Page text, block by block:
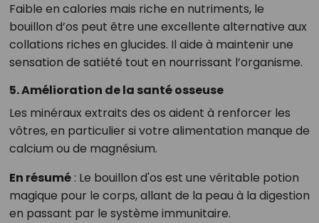
Faible en calories mais riche en nutriments, le
bouillon d’os peut être une excellente alternative aux
collations riches en glucides. Il aide à maintenir une
sensation de satiété tout en nourrissant l’organisme.
5. Amélioration de la santé osseuse
Les minéraux extraits des os aident à renforcer les
vôtres, en particulier si votre alimentation manque de
calcium ou de magnésium.
En résumé: Le bouillon d'os est une véritable potion
magique pour le corps, allant de la peau à la digestion
en passant par le système immunitaire.